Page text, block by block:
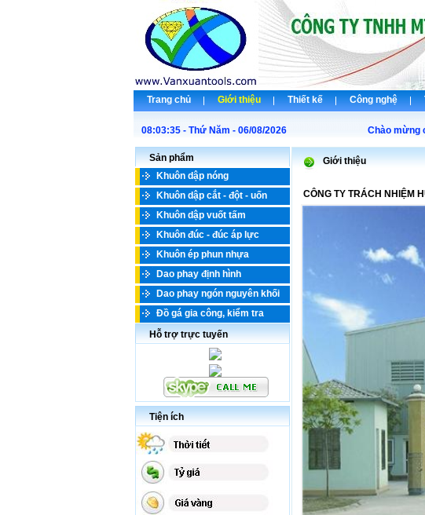
Trang chủ Giới thiệu Thiết kế Công nghệ
08:03:35 - Thứ Năm - 06/08/2026 Chào mừng các
Sản phẩm
Khuôn dập nóng
Khuôn dập cắt - đột - uốn
Khuôn dập vuốt tấm
Khuôn đúc - đúc áp lực
Khuôn ép phun nhựa
Dao phay định hình
Dao phay ngón nguyên khối
Đồ gá gia công, kiểm tra
Hỗ trợ trực tuyến
Tiện ích
Giới thiệu
CÔNG TY TRÁCH NHIỆM